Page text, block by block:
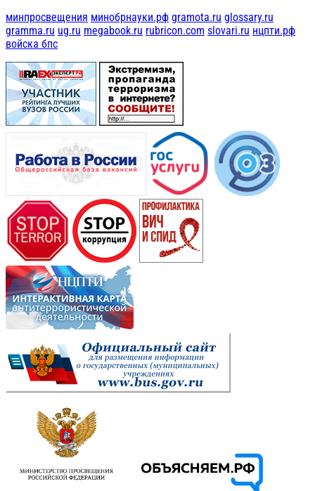
минпросвещения минобрнауки.рф gramota.ru glossary.ru
gramma.ru ug.ru megabook.ru rubricon.com slovari.ru нцпти.рф
войска бпс